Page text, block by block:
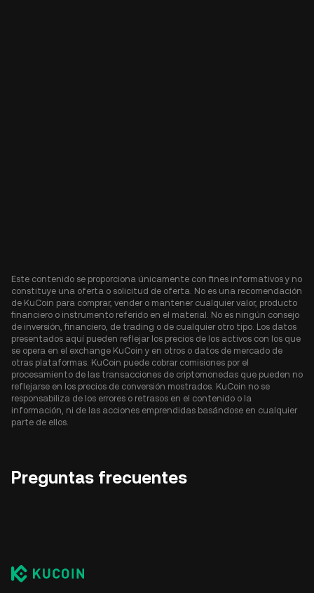
Este contenido se proporciona únicamente con fines informativos y no
constituye una oferta o solicitud de oferta. No es una recomendación
de KuCoin para comprar, vender o mantener cualquier valor, producto
financiero o instrumento referido en el material. No es ningún consejo
de inversión, financiero, de trading o de cualquier otro tipo. Los datos
presentados aquí pueden reflejar los precios de los activos con los que
se opera en el exchange KuCoin y en otros o datos de mercado de
otras plataformas. KuCoin puede cobrar comisiones por el
procesamiento de las transacciones de criptomonedas que pueden no
reflejarse en los precios de conversión mostrados. KuCoin no se
responsabiliza de los errores o retrasos en el contenido o la
información, ni de las acciones emprendidas basándose en cualquier
parte de ellos.
Preguntas frecuentes